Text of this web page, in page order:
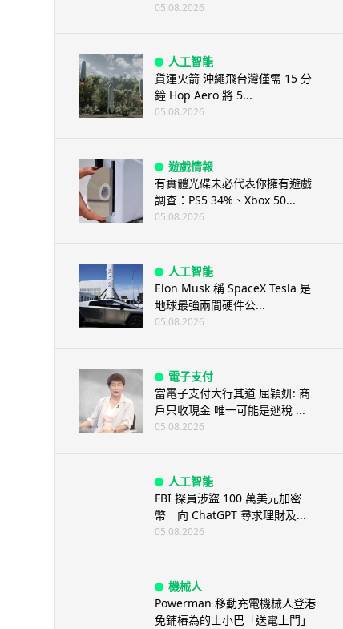
05.08.2026
人工智能
貨運火箭 沖繩飛台灣僅需 15 分
鐘 Hop Aero 將 5...
05.08.2026
遊戲情報
有實體光碟未必代表你擁有遊戲
調查：PS5 34%、Xbox 50...
05.08.2026
人工智能
Elon Musk 稱 SpaceX Tesla 是
地球最強兩間硬件公...
05.08.2026
電子支付
當電子支付大行其道 屈穎妍: 商
戶只收現金 唯一可能是逃稅 ...
05.08.2026
人工智能
FBI 探員涉盜 100 萬美元加密
幣 向 ChatGPT 尋求理財及...
05.08.2026
機械人
Powerman 移動充電機械人登港
免鋪樁為的士小巴「送電上門」